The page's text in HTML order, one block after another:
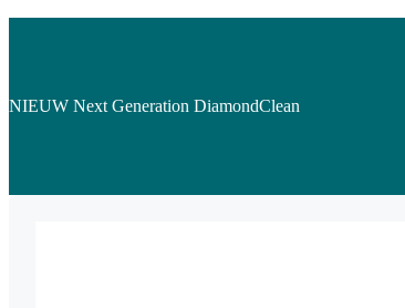
NIEUW Next Generation DiamondClean